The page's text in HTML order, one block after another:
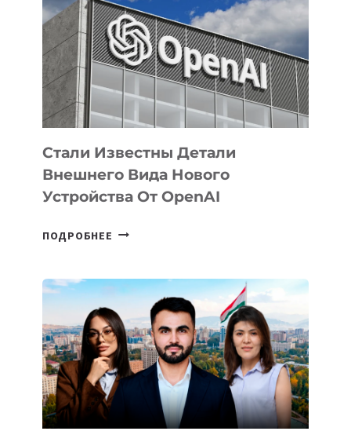
ЗАДАЧИ
ПО
РАЗВИТИЮ
ЭКОСИСТЕМЫ
ИСКУССТВЕННОГО
ИНТЕЛЛЕКТА
Стали Известны Детали
Внешнего Вида Нового
Устройства От OpenAI
ПОДРОБНЕЕ СТАЛИ
ВНЕШНЕГО
ВИДА
НОВОГО
УСТРОЙСТВА
ОТ
OPENAI